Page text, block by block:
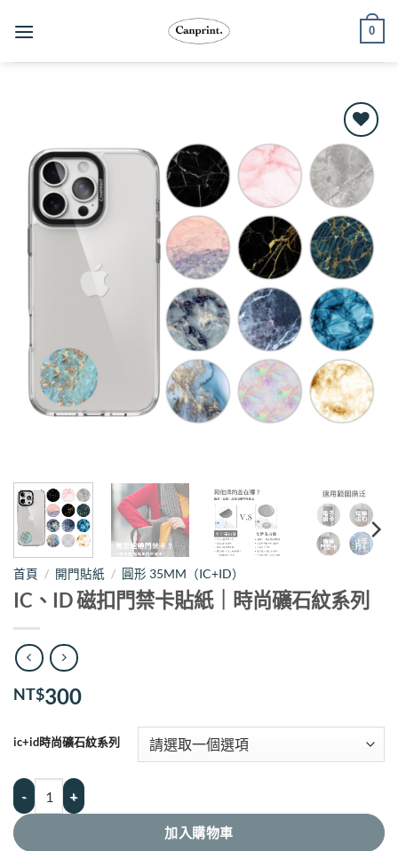
0
Add to
wishlist
首頁 / 開門貼紙 / 圓形 35MM（IC+ID）
IC、ID 磁扣門禁卡貼紙｜時尚礦石紋系列
NT$300
ic+id時尚礦石紋系列
IC、ID 磁扣門禁卡貼紙｜時尚礦石紋系列 數量
加入購物車